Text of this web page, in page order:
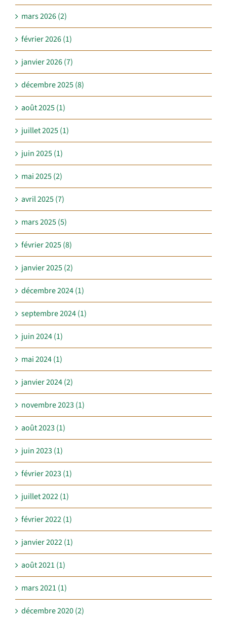
mars 2026 (2)
février 2026 (1)
janvier 2026 (7)
décembre 2025 (8)
août 2025 (1)
juillet 2025 (1)
juin 2025 (1)
mai 2025 (2)
avril 2025 (7)
mars 2025 (5)
février 2025 (8)
janvier 2025 (2)
décembre 2024 (1)
septembre 2024 (1)
juin 2024 (1)
mai 2024 (1)
janvier 2024 (2)
novembre 2023 (1)
août 2023 (1)
juin 2023 (1)
février 2023 (1)
juillet 2022 (1)
février 2022 (1)
janvier 2022 (1)
août 2021 (1)
mars 2021 (1)
décembre 2020 (2)